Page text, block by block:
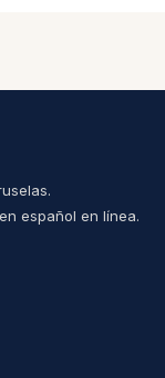
español en línea.